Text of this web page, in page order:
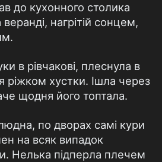
до кухонного столика
нагрітій сонцем,
в рівчакові, плеснула в
ріжком хустки. Ішла через
щодня його топтала.
по дворах самі кури
на всяк випадок
Нелька підперла плечем